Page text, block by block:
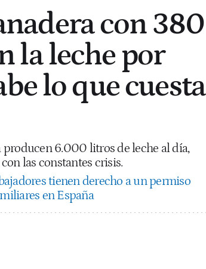
con 380
la leche por
lo que cuesta
producen 6.000 litros de leche al día,
las constantes crisis.
tienen derecho a un permiso
en España